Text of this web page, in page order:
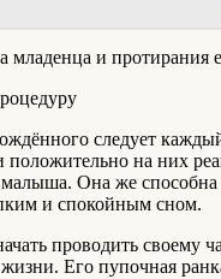
и протирания
следует
на них
Она же
и спокойным сном.
проводить своему
Его пупочная